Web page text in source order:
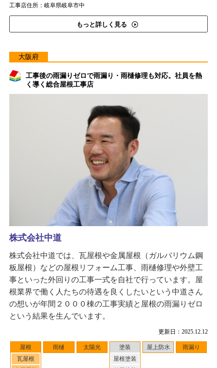
工事店住所：岐阜県岐阜市中
もっと詳しく見る
大阪府
工事後の雨漏りゼロで雨漏り・雨樋修理も対応。社員を熱
く導く総合屋根工事店
更新日：2025.12.12
屋根
瓦屋根
雨樋 太陽光
塗装
屋根塗装
屋上防水 雨漏り
株式会社中道
株式会社中道では、瓦屋根や金属屋根（ガルバリウム鋼
板屋根）などの屋根リフォーム工事、雨樋修理や外壁工
事といった外回りの工事一式を自社で行っています。屋
根業界で働く人たちの待遇を良くしたいという中道さん
の想いが年間２０００棟の工事実績と屋根の雨漏りゼロ
という結果を生んでいます。